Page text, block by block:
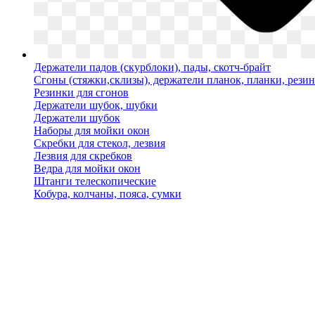
Держатели падов (скурблоки), пады, скотч-брайт
Сгоны (стяжки,склизы), держатели планок, планки,
Резинки для сгонов
Держатели шубок, шубки
Держатели шубок
Наборы для мойки окон
Скребки для стекол, лезвия
Лезвия для скребков
Ведра для мойки окон
Штанги телескопические
Кобура, колчаны, пояса, сумки